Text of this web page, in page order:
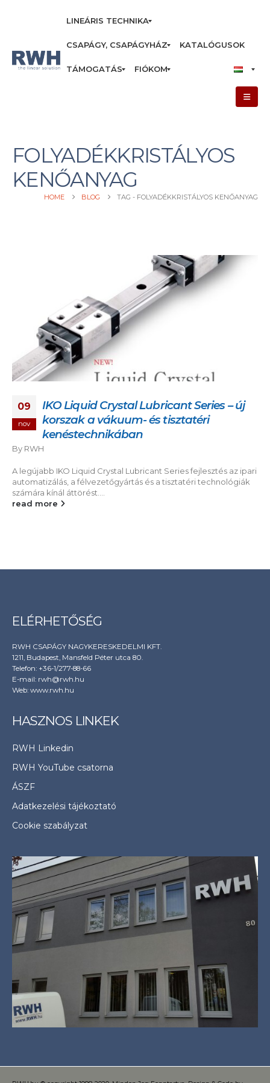
LINEÁRIS TECHNIKA
CSAPÁGY, CSAPÁGYHÁZ KATALÓGUSOK
TÁMOGATÁS FIÓKOM
FOLYADÉKKRISTÁLYOS
KENŐANYAG
HOME BLOG TAG - FOLYADÉKKRISTÁLYOS KENŐANYAG
09
nov
IKO Liquid Crystal Lubricant Series – új
korszak a vákuum- és tisztatéri
kenéstechnikában
By RWH
A legújabb IKO Liquid Crystal Lubricant Series fejlesztés az ipari
automatizálás, a félvezetőgyártás és a tisztatéri technológiák
számára kínál áttörést....
read more
ELÉRHETŐSÉG
RWH CSAPÁGY NAGYKERESKEDELMI KFT.
1211, Budapest, Mansfeld Péter utca 80.
Telefon: +36-1/277-88-66
E-mail: rwh@rwh.hu
Web: www.rwh.hu
HASZNOS LINKEK
RWH Linkedin
RWH YouTube csatorna
ÁSZF
Adatkezelési tájékoztató
Cookie szabályzat